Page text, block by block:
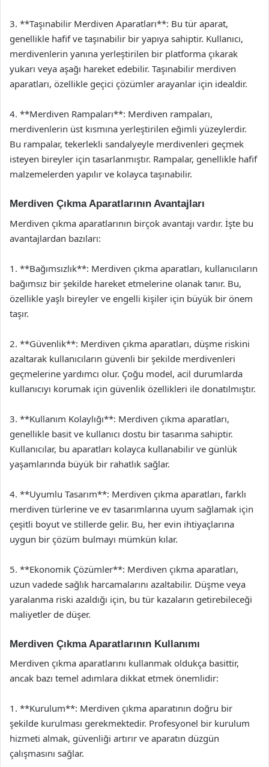
3. **Taşınabilir Merdiven Aparatları**: Bu tür aparat,
genellikle hafif ve taşınabilir bir yapıya sahiptir. Kullanıcı,
merdivenlerin yanına yerleştirilen bir platforma çıkarak
yukarı veya aşağı hareket edebilir. Taşınabilir merdiven
aparatları, özellikle geçici çözümler arayanlar için idealdir.
4. **Merdiven Rampaları**: Merdiven rampaları,
merdivenlerin üst kısmına yerleştirilen eğimli yüzeylerdir.
Bu rampalar, tekerlekli sandalyeyle merdivenleri geçmek
isteyen bireyler için tasarlanmıştır. Rampalar, genellikle hafif
malzemelerden yapılır ve kolayca taşınabilir.
Merdiven Çıkma Aparatlarının Avantajları
Merdiven çıkma aparatlarının birçok avantajı vardır. İşte bu
avantajlardan bazıları:
1. **Bağımsızlık**: Merdiven çıkma aparatları, kullanıcıların
bağımsız bir şekilde hareket etmelerine olanak tanır. Bu,
özellikle yaşlı bireyler ve engelli kişiler için büyük bir önem
taşır.
2. **Güvenlik**: Merdiven çıkma aparatları, düşme riskini
azaltarak kullanıcıların güvenli bir şekilde merdivenleri
geçmelerine yardımcı olur. Çoğu model, acil durumlarda
kullanıcıyı korumak için güvenlik özellikleri ile donatılmıştır.
3. **Kullanım Kolaylığı**: Merdiven çıkma aparatları,
genellikle basit ve kullanıcı dostu bir tasarıma sahiptir.
Kullanıcılar, bu aparatları kolayca kullanabilir ve günlük
yaşamlarında büyük bir rahatlık sağlar.
4. **Uyumlu Tasarım**: Merdiven çıkma aparatları, farklı
merdiven türlerine ve ev tasarımlarına uyum sağlamak için
çeşitli boyut ve stillerde gelir. Bu, her evin ihtiyaçlarına
uygun bir çözüm bulmayı mümkün kılar.
5. **Ekonomik Çözümler**: Merdiven çıkma aparatları,
uzun vadede sağlık harcamalarını azaltabilir. Düşme veya
yaralanma riski azaldığı için, bu tür kazaların getirebileceği
maliyetler de düşer.
Merdiven Çıkma Aparatlarının Kullanımı
Merdiven çıkma aparatlarını kullanmak oldukça basittir,
ancak bazı temel adımlara dikkat etmek önemlidir:
1. **Kurulum**: Merdiven çıkma aparatının doğru bir
şekilde kurulması gerekmektedir. Profesyonel bir kurulum
hizmeti almak, güvenliği artırır ve aparatın düzgün
çalışmasını sağlar.